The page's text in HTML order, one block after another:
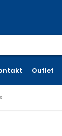
Outlet